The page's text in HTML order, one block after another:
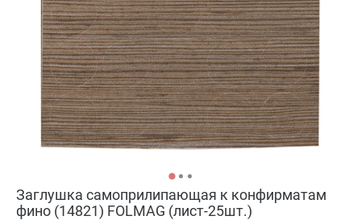
Заглушка самоприлипающая к конфирматам
фино (14821) FOLMAG (лист-25шт.)